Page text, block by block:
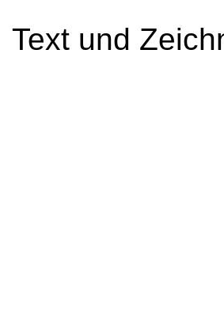
Text und